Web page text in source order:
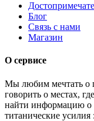
Блог
Связь с нами
Магазин
О сервисе
Мы любим мечтать о
говорить о местах,
найти информацию
титанические усилия